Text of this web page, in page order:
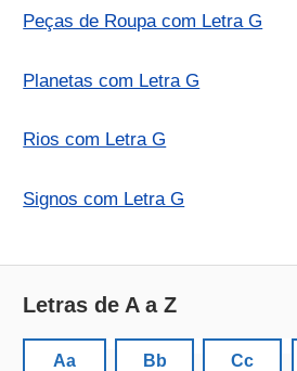
Peças de Roupa com Letra G
Planetas com Letra G
Rios com Letra G
Signos com Letra G
Letras de A a Z
Aa Bb Cc